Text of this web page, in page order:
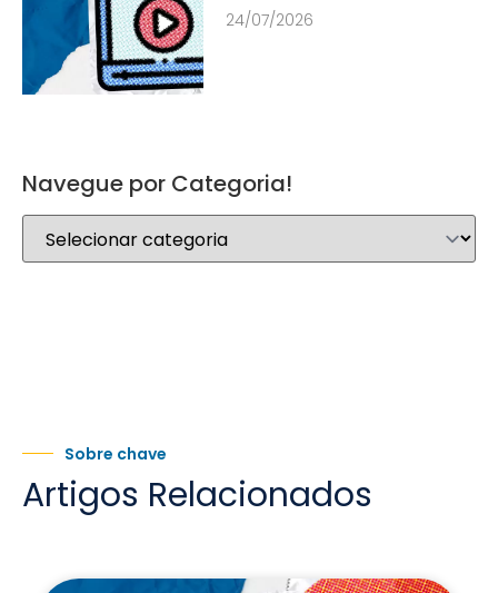
24/07/2026
Navegue por Categoria!
Sobre chave
Artigos Relacionados